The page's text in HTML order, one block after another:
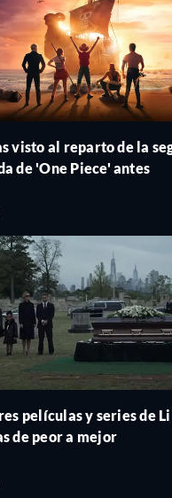
visto al reparto de la
de 'One Piece' antes
películas y series de
de peor a mejor